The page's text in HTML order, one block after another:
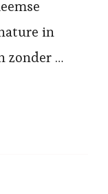
in
zonder …